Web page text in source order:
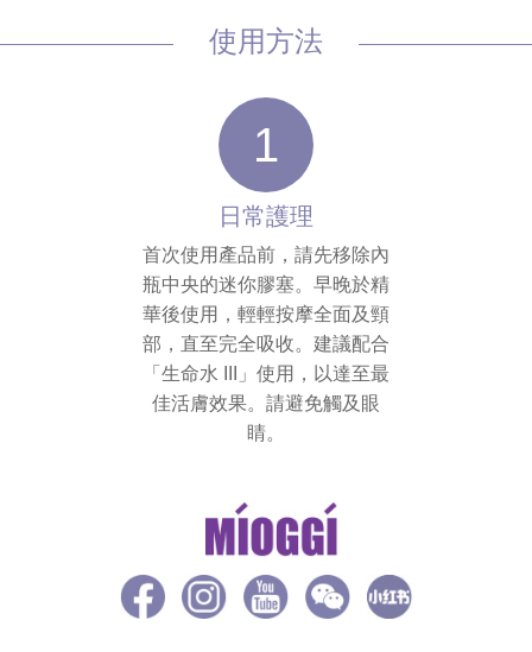
使用方法
1
日常護理
首次使用產品前，請先移除內
瓶中央的迷你膠塞。早晚於精
華後使用，輕輕按摩全面及頸
部，直至完全吸收。建議配合
「生命水 III」使用，以達至最
佳活膚效果。請避免觸及眼
睛。